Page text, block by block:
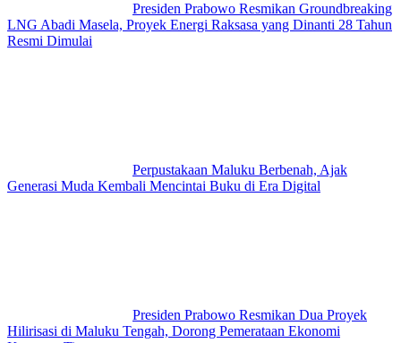
Presiden Prabowo Resmikan Groundbreaking
LNG Abadi Masela, Proyek Energi Raksasa yang Dinanti 28 Tahun
Resmi Dimulai
Perpustakaan Maluku Berbenah, Ajak
Generasi Muda Kembali Mencintai Buku di Era Digital
Presiden Prabowo Resmikan Dua Proyek
Hilirisasi di Maluku Tengah, Dorong Pemerataan Ekonomi